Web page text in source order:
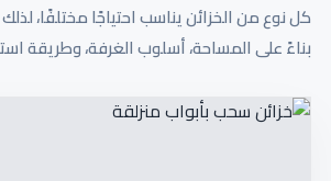
كل نوع من الخزائن يناسب احتياجًا مختلفًا، لذلك
بناءً على المساحة، أسلوب الغرفة، وطريقة